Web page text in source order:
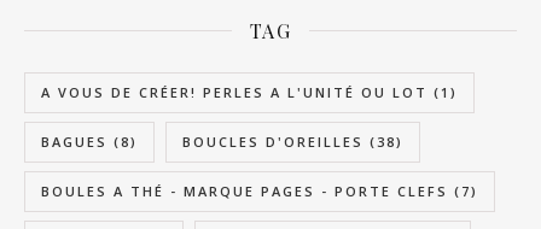
TAG
A VOUS DE CRÉER! PERLES A L'UNITÉ OU LOT (1)
BAGUES (8) BOUCLES D'OREILLES (38)
BOULES A THÉ - MARQUE PAGES - PORTE CLEFS (7)